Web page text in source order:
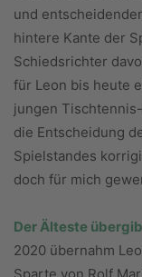
und
hintere Kante der
Schiedsrichter
für Leon bis heute
jungen
die Entscheidung
Spielstandes
doch für mich
Der Älteste
2020 übernahm
Sparte von Rolf